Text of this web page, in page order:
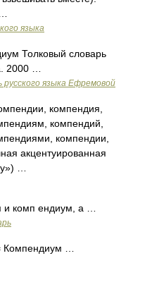
языка
Толковый словарь
2000 …
языка Ефремовой
компендия,
компендий,
компендии,
акцентуированная
…
комп ендиум, а …
…